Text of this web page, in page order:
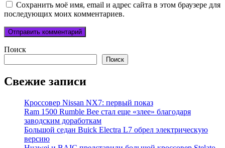
Сохранить моё имя, email и адрес сайта в этом браузере для
последующих моих комментариев.
Поиск
Поиск
Свежие записи
Кроссовер Nissan NX7: первый показ
Ram 1500 Rumble Bee стал еще «злее» благодаря
заводским доработкам
Большой седан Buick Electra L7 обрел электрическую
версию